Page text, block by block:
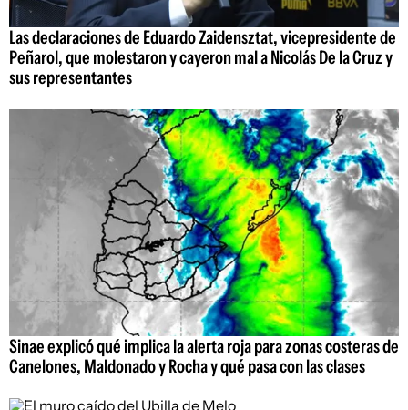
Las declaraciones de Eduardo Zaidensztat, vicepresidente de
Peñarol, que molestaron y cayeron mal a Nicolás De la Cruz y
sus representantes
Sinae explicó qué implica la alerta roja para zonas costeras de
Canelones, Maldonado y Rocha y qué pasa con las clases